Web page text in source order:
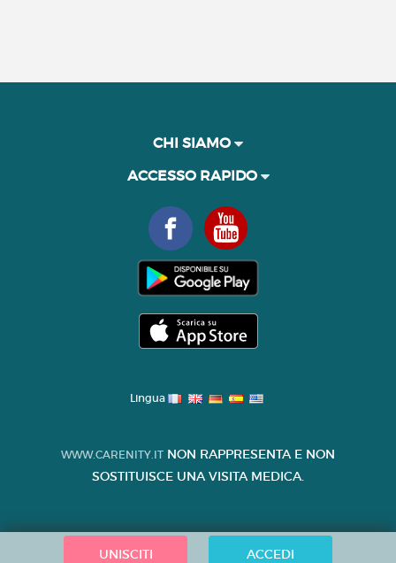
UNISCITI ACCEDI
CHI SIAMO
ACCESSO RAPIDO
Lingua
WWW.CARENITY.IT NON RAPPRESENTA E NON
SOSTITUISCE UNA VISITA MEDICA.